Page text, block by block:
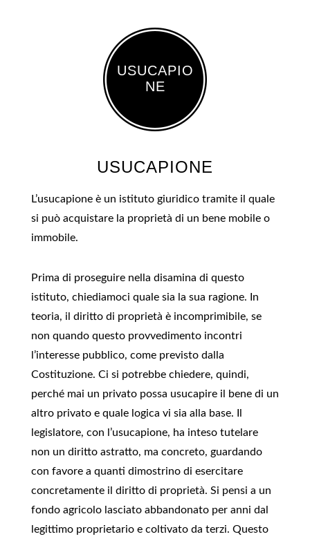
USUCAPIO
NE
USUCAPIONE
L’usucapione è un istituto giuridico tramite il quale
si può acquistare la proprietà di un bene mobile o
immobile.
Prima di proseguire nella disamina di questo
istituto, chiediamoci quale sia la sua ragione. In
teoria, il diritto di proprietà è incomprimibile, se
non quando questo provvedimento incontri
l’interesse pubblico, come previsto dalla
Costituzione. Ci si potrebbe chiedere, quindi,
perché mai un privato possa usucapire il bene di un
altro privato e quale logica vi sia alla base. Il
legislatore, con l’usucapione, ha inteso tutelare
non un diritto astratto, ma concreto, guardando
con favore a quanti dimostrino di esercitare
concretamente il diritto di proprietà. Si pensi a un
fondo agricolo lasciato abbandonato per anni dal
legittimo proprietario e coltivato da terzi. Questo